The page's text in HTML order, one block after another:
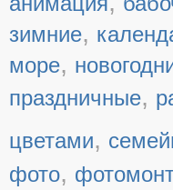
зимние,
море,
праздничные,
цветами,
фото,